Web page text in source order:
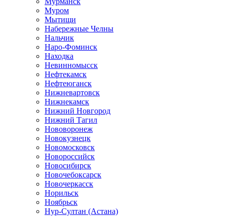
Муром
Мытищи
Набережные Челны
Нальчик
Наро-Фоминск
Находка
Невинномысск
Нефтекамск
Нефтеюганск
Нижневартовск
Нижнекамск
Нижний Новгород
Нижний Тагил
Нововоронеж
Новокузнецк
Новомосковск
Новороссийск
Новосибирск
Новочебоксарск
Новочеркасск
Норильск
Ноябрьск
Нур-Султан (Астана)